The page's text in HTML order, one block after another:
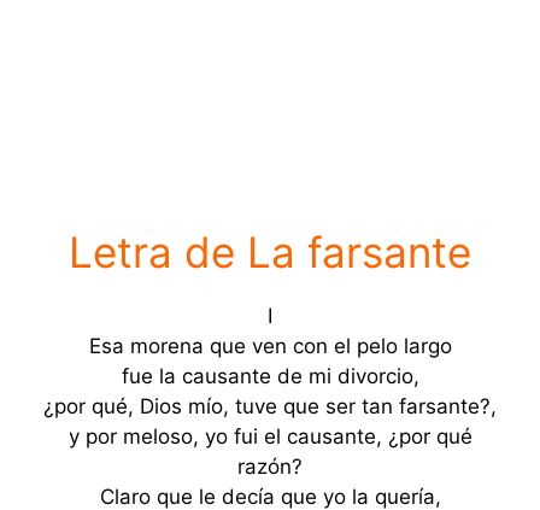
Letra de La farsante
I
Esa morena que ven con el pelo largo
fue la causante de mi divorcio,
¿por qué, Dios mío, tuve que ser tan farsante?,
y por meloso, yo fui el causante, ¿por qué
razón?
Claro que le decía que yo la quería,